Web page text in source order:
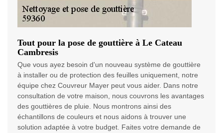
Tout pour la pose de gouttière à Le Cateau
Cambresis
Que vous ayez besoin d'un nouveau système de gouttière
à installer ou de protection des feuilles uniquement, notre
équipe chez Couvreur Mayer peut vous aider. Dans notre
consultation de votre maison, nous couvrons les avantages
des gouttières de pluie. Nous montrons ainsi des
échantillons de couleurs et nous aidons à trouver une
solution adaptée à votre budget. Faites votre demande de